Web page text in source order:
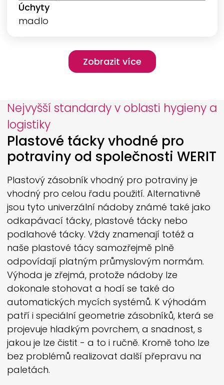
Úchyty
madlo
Pagination
Zobrazit více
Zobrazit více
Nejvyšší standardy v oblasti hygieny a
logistiky
Plastové tácky vhodné pro
potraviny od společnosti WERIT
Plastový zásobník vhodný pro potraviny je
vhodný pro celou řadu použití. Alternativně
jsou tyto univerzální nádoby známé také jako
odkapávací tácky, plastové tácky nebo
podlahové tácky. Vždy znamenají totéž a
naše plastové tácy samozřejmě plně
odpovídají platným průmyslovým normám.
Výhoda je zřejmá, protože nádoby lze
dokonale stohovat a hodí se také do
automatických mycích systémů. K výhodám
patří i speciální geometrie zásobníků, která se
projevuje hladkým povrchem, a snadnost, s
jakou je lze čistit - a to i ručně. Kromě toho lze
bez problémů realizovat další přepravu na
paletách.